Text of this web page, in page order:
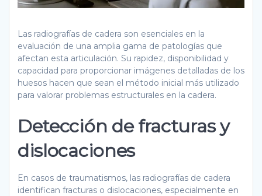
Las radiografías de cadera son esenciales en la
evaluación de una amplia gama de patologías que
afectan esta articulación. Su rapidez, disponibilidad y
capacidad para proporcionar imágenes detalladas de los
huesos hacen que sean el método inicial más utilizado
para valorar problemas estructurales en la cadera.
Detección de fracturas y
dislocaciones
En casos de traumatismos, las radiografías de cadera
identifican fracturas o dislocaciones, especialmente en